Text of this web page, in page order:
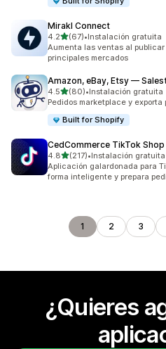
Mirakl Connect
4.2de 5 estrellas
(67)
67 reseñas en total
•Instalación gratuita
Aumenta las ventas al
principales mercados
Amazon, eBay, Etsy —
4.5de 5 estrellas
(80)
80 reseñas en total
•Instalación gratuita
Pedidos marketplace y
Built for Shopify
CedCommerce TikTok Shop
4.8de 5 estrellas
(217)
217 reseñas en total
•Instalación gratuita
Aplicación galardonada para
forma inteligente y prepara
1 2 3
¿Quieres